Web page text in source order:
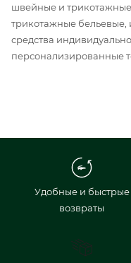
швейные и
трикотажные бельевые,
средства
персонализированные
Удобные и быстрые
возвраты